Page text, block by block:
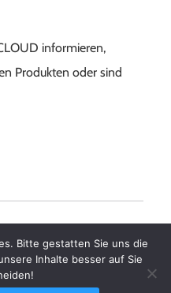
informieren,
Produkten oder sind
|
Bitte gestatten Sie uns die
Inhalte besser auf Sie